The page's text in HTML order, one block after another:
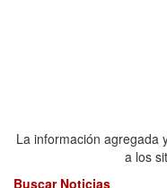
La información agregada
a los
Buscar Noticias